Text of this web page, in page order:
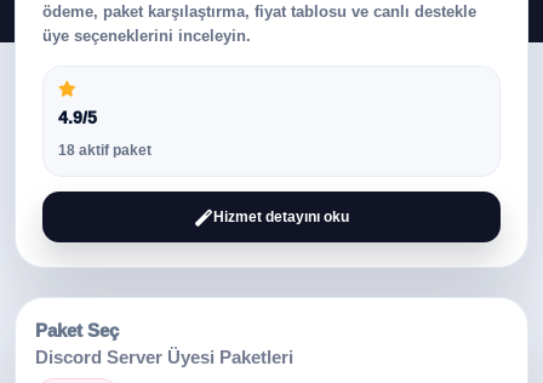
ödeme, paket karşılaştırma, fiyat tablosu ve canlı destekle
üye seçeneklerini inceleyin.
4.9/5
18 aktif paket
Hizmet detayını oku
Paket Seç
Discord Server Üyesi Paketleri